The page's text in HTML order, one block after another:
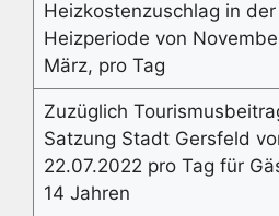
Heizkostenzuschlag in der
Heizperiode von
März, pro Tag
Zuzüglich
Satzung Stadt Gersfeld
22.07.2022 pro Tag für
14 Jahren